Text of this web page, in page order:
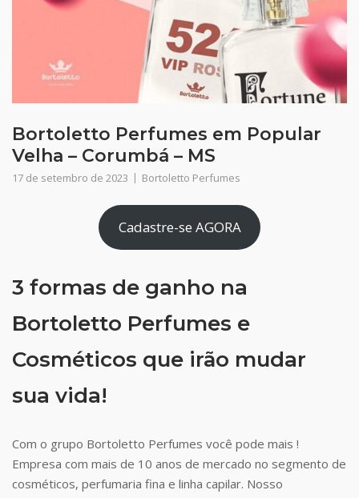
Bortoletto Perfumes em Popular
Velha – Corumbá – MS
17 de setembro de 2023 Bortoletto Perfumes
Cadastre-se AGORA
3 formas de ganho na
Bortoletto Perfumes e
Cosméticos que irão mudar
sua vida!
Com o grupo Bortoletto Perfumes você pode mais !
Empresa com mais de 10 anos de mercado no segmento de
cosméticos, perfumaria fina e linha capilar. Nosso